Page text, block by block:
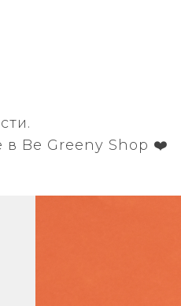
в Be Greeny Shop ❤️‍